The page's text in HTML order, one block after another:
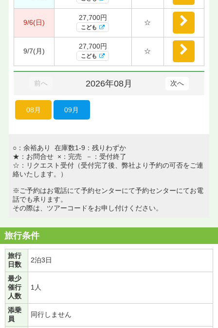
9/6(日)
27,700円
こども
☆
9/7(月)
27,700円
こども
☆
前へ 2026年08月 次へ
08月 09月
○：余裕あり 在庫数1-9：残りわずか
★：お問合せ ×：完売 －：受付終了
☆：リクエスト受付（受付完了後、弊社より予約の可否をご連
絡いたします。）
※ご予約はお電話にて予約センターにて予約センターにてお電
話でも承ります。
その際は、ツアーコードをお申し付けください。
旅行条件
旅行
日数
2泊3日
最少
催行
人数
1人
添乗
員
同行しません